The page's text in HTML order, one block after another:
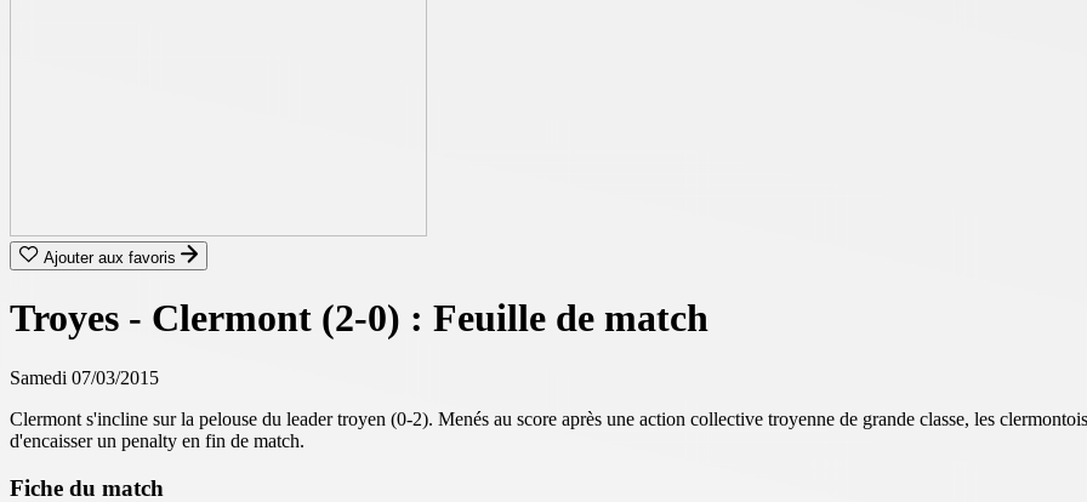
Ajouter aux favoris
Troyes - Clermont (2-0) : Feuille de match
Samedi 07/03/2015
Clermont s'incline sur la pelouse du leader troyen (0-2). Menés au score après une action collective troyenne de grande classe, les
d'encaisser un penalty en fin de match.
Fiche du match